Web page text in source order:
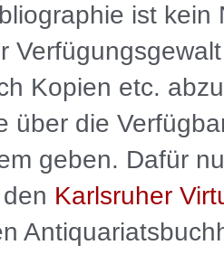
ist kein
Kopien etc.
über die
geben. Dafür
Karlsruher